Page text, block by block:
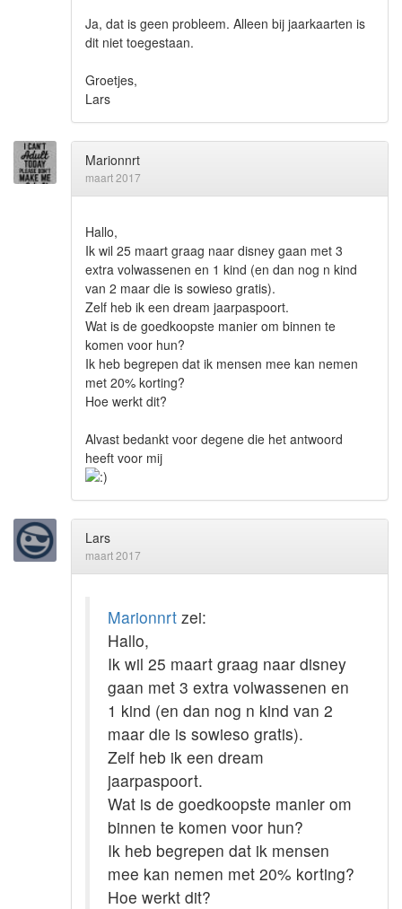
Ja, dat is geen probleem. Alleen bij jaarkaarten is
dit niet toegestaan.
Groetjes,
Lars
Marionnrt
maart 2017
Hallo,
Ik wil 25 maart graag naar disney gaan met 3
extra volwassenen en 1 kind (en dan nog n kind
van 2 maar die is sowieso gratis).
Zelf heb ik een dream jaarpaspoort.
Wat is de goedkoopste manier om binnen te
komen voor hun?
Ik heb begrepen dat ik mensen mee kan nemen
met 20% korting?
Hoe werkt dit?
Alvast bedankt voor degene die het antwoord
heeft voor mij
Lars
maart 2017
Marionnrt zei:
Hallo,
Ik wil 25 maart graag naar disney
gaan met 3 extra volwassenen en
1 kind (en dan nog n kind van 2
maar die is sowieso gratis).
Zelf heb ik een dream
jaarpaspoort.
Wat is de goedkoopste manier om
binnen te komen voor hun?
Ik heb begrepen dat ik mensen
mee kan nemen met 20% korting?
Hoe werkt dit?